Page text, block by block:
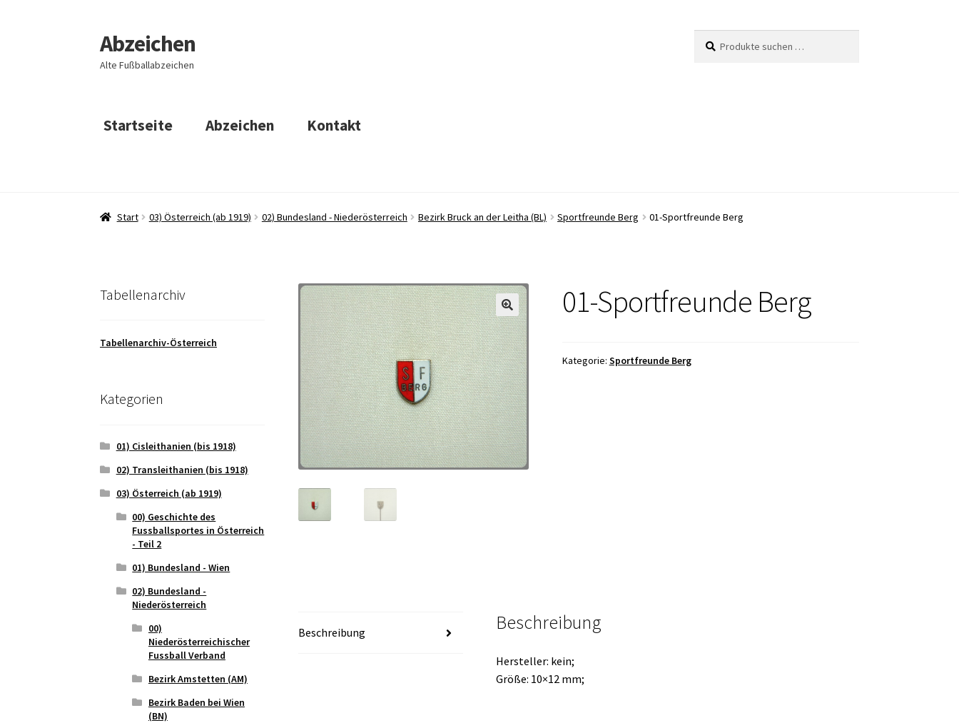
Zur
Navigation
springen
Zum
Inhalt
springen
Abzeichen
Alte Fußballabzeichen
nach:
Startseite Abzeichen Kontakt
Start 03) Österreich (ab 1919) 02) Bundesland - Niederösterreich Bezirk Bruck an der Leitha (BL) Sportfreunde Berg 01-Sportfreunde Berg
01-Sportfreunde Berg
Kategorie: Sportfreunde Berg
Beschreibung Beschreibung
Hersteller: kein;
Größe: 10×12 mm;
Tabellenarchiv
Tabellenarchiv-Österreich
Kategorien
01) Cisleithanien (bis 1918)
02) Transleithanien (bis 1918)
03) Österreich (ab 1919)
00) Geschichte des
Fussballsportes in Österreich
- Teil 2
01) Bundesland - Wien
02) Bundesland -
Niederösterreich
00)
Niederösterreichischer
Fussball Verband
Bezirk Amstetten (AM)
Bezirk Baden bei Wien
(BN)